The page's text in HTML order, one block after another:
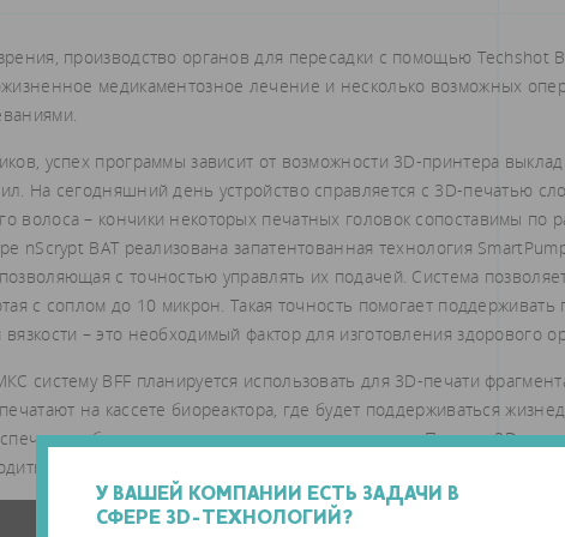
У ВАШЕЙ КОМПАНИИ ЕСТЬ ЗАДАЧИ В
СФЕРЕ 3D-ТЕХНОЛОГИЙ?
производство органов для пересадки с помощью Techshot
медикаментозное лечение и несколько возможных
успех программы зависит от возможности 3D-принтера
На сегодняшний день устройство справляется с 3D-печатью
волоса – кончики некоторых печатных головок сопоставимы по
nScrypt BAT реализована запатентованная технология
с точностью управлять их подачей. Система
с соплом до 10 микрон. Такая точность помогает поддерживать
– это необходимый фактор для изготовления здорового
систему BFF планируется использовать для 3D-печати
на кассете биореактора, где будет поддерживаться
необходимые стимулы для развития клеток. Помимо 3D-
пищу и персонализированные лекарства.